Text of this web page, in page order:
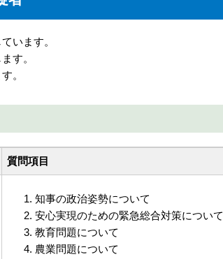
います。
す。
。
質問項目
知事の政治姿勢について
安心実現のための緊急総合対策について
教育問題について
農業問題について